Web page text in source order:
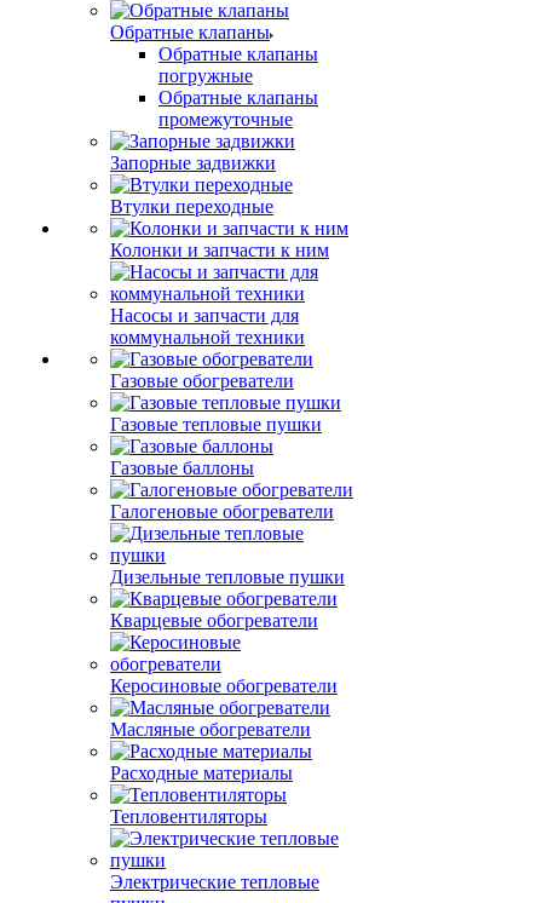
Обратные клапаны
Обратные клапаны
погружные
Обратные клапаны
промежуточные
Запорные задвижки
Втулки переходные
Колонки и запчасти к ним
Насосы и запчасти для
коммунальной техники
Газовые обогреватели
Газовые тепловые пушки
Газовые баллоны
Галогеновые обогреватели
Дизельные тепловые пушки
Кварцевые обогреватели
Керосиновые обогреватели
Масляные обогреватели
Расходные материалы
Тепловентиляторы
Электрические тепловые